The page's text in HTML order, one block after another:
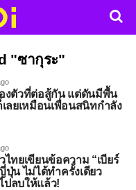
"ซากุระ"
งตัวที่ต่อสู้กัน แต่ดันมีพื้น
ลยเหมือนเพื่อนสนิทกำลัง
ทยเขียนข้อความ “เบียร์
น ไม่ได้ทำครั้งเดียว
ปลบให้แล้ว!